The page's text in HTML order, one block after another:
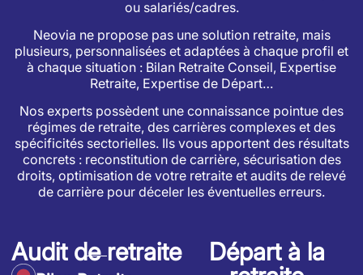
ou salariés/cadres.
Neovia ne propose pas une solution retraite, mais
plusieurs, personnalisées et adaptées à chaque profil et
à chaque situation : Bilan Retraite Conseil, Expertise
Retraite, Expertise de Départ…
Nos experts possèdent une connaissance pointue des
régimes de retraite, des carrières complexes et des
spécificités sectorielles. Ils vous apportent des résultats
concrets : reconstitution de carrière, sécurisation des
droits, optimisation de votre retraite et audits de relevé
de carrière pour déceler les éventuelles erreurs.
Audit de retraite
Départ à la